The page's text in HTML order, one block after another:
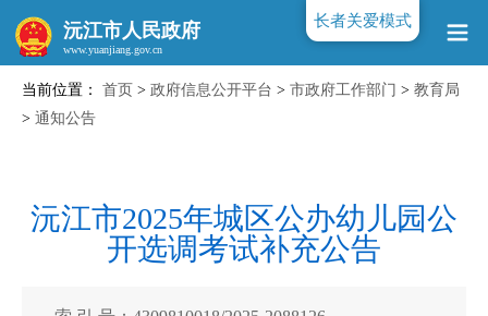
沅江市人民政府
当前位置： 首页 > 政府信息公开平台 > 市政府工作部门 > 教育局
> 通知公告
沅江市2025年城区公办幼儿园公
开选调考试补充公告
长者关爱模式